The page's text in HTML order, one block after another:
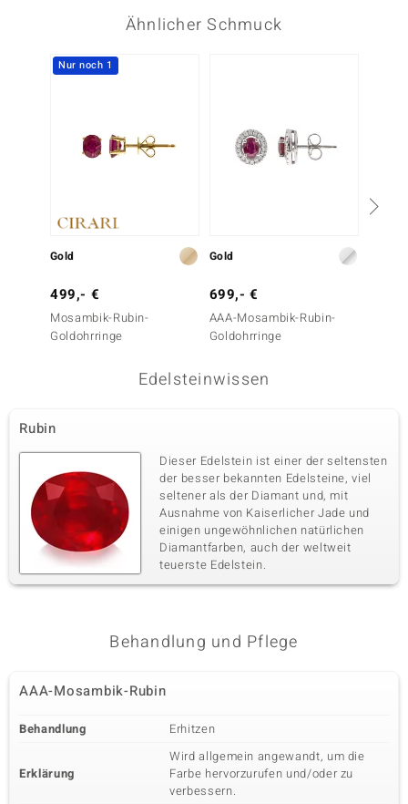
Ähnlicher Schmuck
Nur noch 1
Gold
499,- €
Mosambik-Rubin-
Goldohrringe
Gold
699,- €
AAA-Mosambik-Rubin-
Goldohrringe
Edelsteinwissen
Rubin
Dieser Edelstein ist einer der seltensten
der besser bekannten Edelsteine, viel
seltener als der Diamant und, mit
Ausnahme von Kaiserlicher Jade und
einigen ungewöhnlichen natürlichen
Diamantfarben, auch der weltweit
teuerste Edelstein.
Behandlung und Pflege
AAA-Mosambik-Rubin
Behandlung Erhitzen
Erklärung
Wird allgemein angewandt, um die
Farbe hervorzurufen und/oder zu
verbessern.